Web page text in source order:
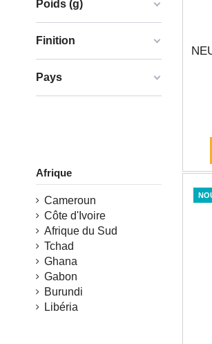
Poids (g)
Finition
Pays
Afrique
Cameroun
Côte d'Ivoire
Afrique du Sud
Tchad
Ghana
Gabon
Burundi
Libéria